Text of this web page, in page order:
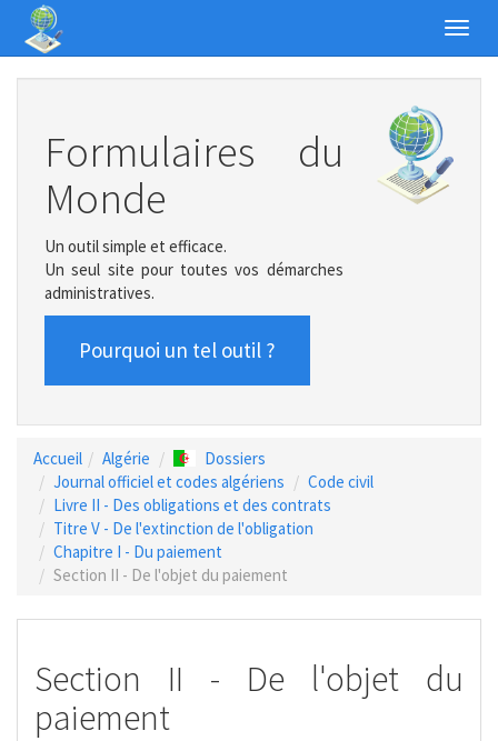
Formulaires du
Monde
Un outil simple et efficace.
Un seul site pour toutes vos démarches
administratives.
Pourquoi un tel outil ?
Accueil Algérie
Dossiers
Journal officiel et codes algériens
Code civil
Livre II - Des obligations et des contrats
Titre V - De l'extinction de l'obligation
Chapitre I - Du paiement
Section II - De l'objet du paiement
Section II - De l'objet du
paiement